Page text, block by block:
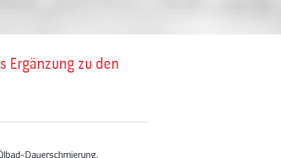
Ergänzung zu den
Dauerschmierung.